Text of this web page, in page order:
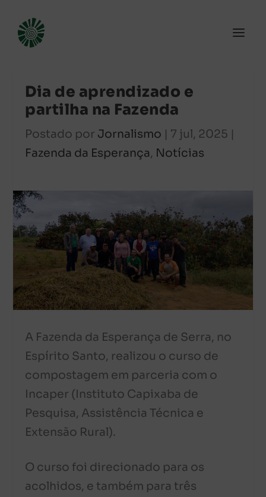
Dia de aprendizado e
partilha na Fazenda
Postado por Jornalismo | 7 jul, 2025 |
Fazenda da Esperança, Notícias
A Fazenda da Esperança de Serra, no
Espírito Santo, realizou o curso de
compostagem em parceria com o
Incaper (Instituto Capixaba de
Pesquisa, Assistência Técnica e
Extensão Rural).
O curso foi direcionado para os
acolhidos, e também para três